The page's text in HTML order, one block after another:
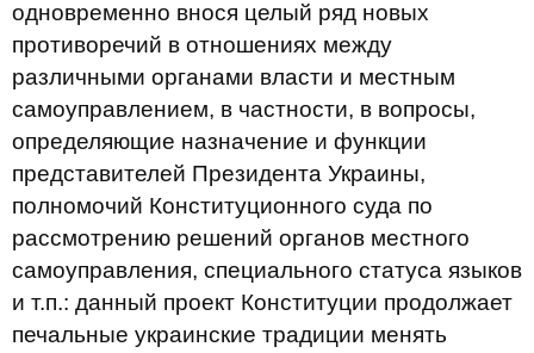
одновременно внося целый ряд новых
противоречий в отношениях между
различными органами власти и местным
самоуправлением, в частности, в вопросы,
определяющие назначение и функции
представителей Президента Украины,
полномочий Конституционного суда по
рассмотрению решений органов местного
самоуправления, специального статуса языков
и т.п.: данный проект Конституции продолжает
печальные украинские традиции менять